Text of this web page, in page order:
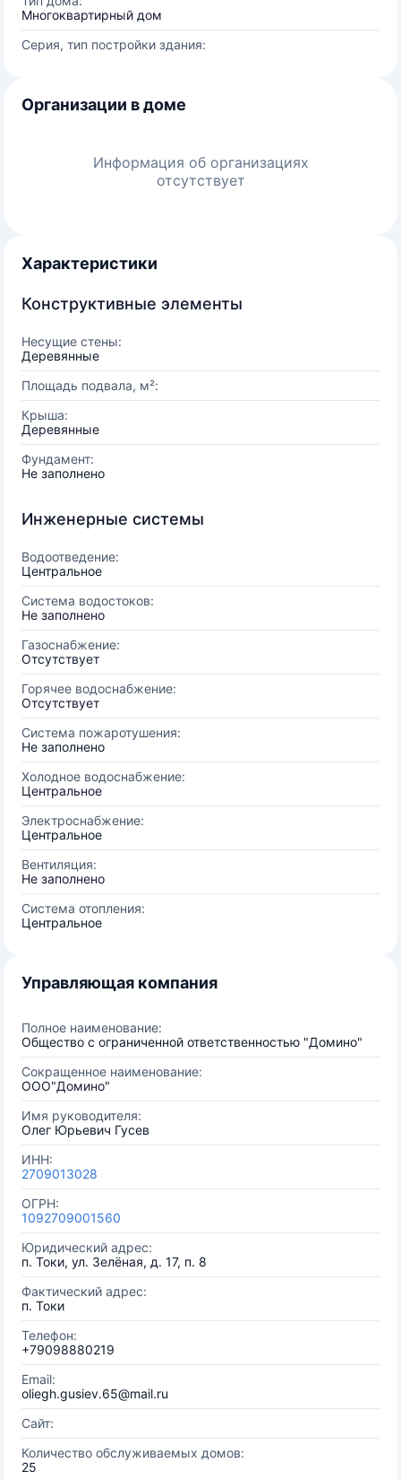
Многоквартирный дом
Серия, тип постройки здания:
Организации в доме
Информация об организациях
отсутствует
Характеристики
Конструктивные элементы
Несущие стены:
Деревянные
Площадь подвала, м²:
Крыша:
Деревянные
Фундамент:
Не заполнено
Инженерные системы
Водоотведение:
Центральное
Система водостоков:
Не заполнено
Газоснабжение:
Отсутствует
Горячее водоснабжение:
Отсутствует
Система пожаротушения:
Не заполнено
Холодное водоснабжение:
Центральное
Электроснабжение:
Центральное
Вентиляция:
Не заполнено
Система отопления:
Центральное
Управляющая компания
Полное наименование:
Общество с ограниченной ответственностью "Домино"
Сокращенное наименование:
ООО"Домино"
Имя руководителя:
Олег Юрьевич Гусев
ИНН:
2709013028
ОГРН:
1092709001560
Юридический адрес:
п. Токи, ул. Зелёная, д. 17, п. 8
Фактический адрес:
п. Токи
Телефон:
+79098880219
Email:
oliegh.gusiev.65@mail.ru
Сайт:
Количество обслуживаемых домов:
25